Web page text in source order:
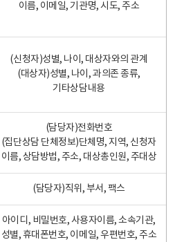
이름, 이메일, 기관명, 시도, 주소
(신청자)성별, 나이, 대상자와의 관계
(대상자)성별, 나이, 과의존 종류,
기타상담내용
(담당자)전화번호
(집단상담 단체정보)단체명, 지역, 신청자
이름, 상담방법, 주소, 대상총인원, 주대상
(담당자)직위, 부서, 팩스
아이디, 비밀번호, 사용자이름, 소속기관,
성별, 휴대폰번호, 이메일, 우편번호, 주소